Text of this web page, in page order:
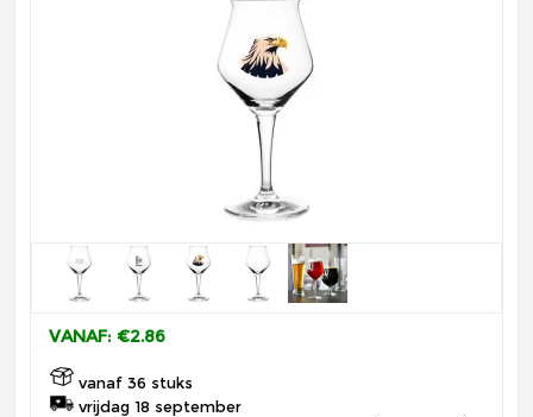
VANAF: €2.86
vanaf 36 stuks
vrijdag 18 september